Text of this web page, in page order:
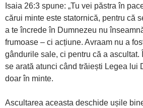
Isaia 26:3 spune: „Tu vei păstra în
cărui minte este statornică, pentru că
a te încrede în Dumnezeu nu
frumoase – ci acțiune. Avraam nu a
gândurile sale, ci pentru că a ascultat.
se arată atunci când trăiești Legea lui
doar în minte.
Ascultarea aceasta deschide ușile